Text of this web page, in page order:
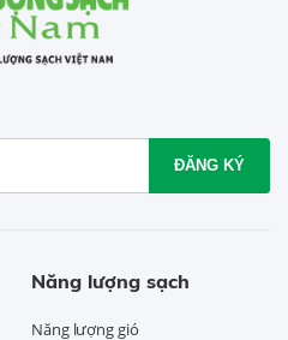
ĐĂNG KÝ
Năng lượng sạch
Năng lượng gió